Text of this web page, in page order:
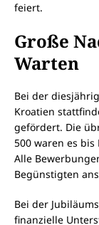
feiert.
Große
Warten
Bei der
Kroatien
gefördert. Die
500 waren es
Alle
Begünstigten
Bei der
finanzielle